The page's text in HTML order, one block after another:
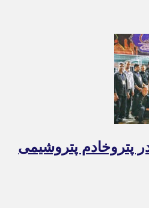
پتروخادم پتروشیمی